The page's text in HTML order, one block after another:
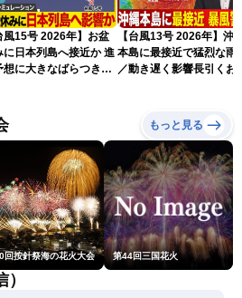
風15号 2026年】お盆
に日本列島へ接近か 進
想に大きなばらつき
【台風13号 2026年】沖
本島に最接近で猛烈な雨
／動き遅く影響長引くお
もっと見る
回按針祭海の花火大会 第44回三国花火